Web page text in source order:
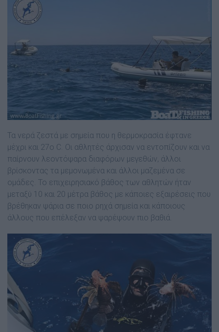
Τα νερά ζεστά με σημεία που η θερμοκρασία έφτανε
μέχρι και 27ο C. Οι αθλητές άρχισαν να εντοπίζουν και να
παίρνουν λεοντόψαρα διαφόρων μεγεθών, άλλοι
βρίσκοντας τα μεμονωμένα και άλλοι μαζεμένα σε
ομάδες. Το επιχειρησιακό βάθος των αθλητών ήταν
μεταξύ 10 και 20 μέτρα βάθος με κάποιες εξαιρέσεις που
βρέθηκαν ψάρια σε ποιο ρηχά σημεία και κάποιους
άλλους που επέλεξαν να ψαρέψουν πιο βαθιά.